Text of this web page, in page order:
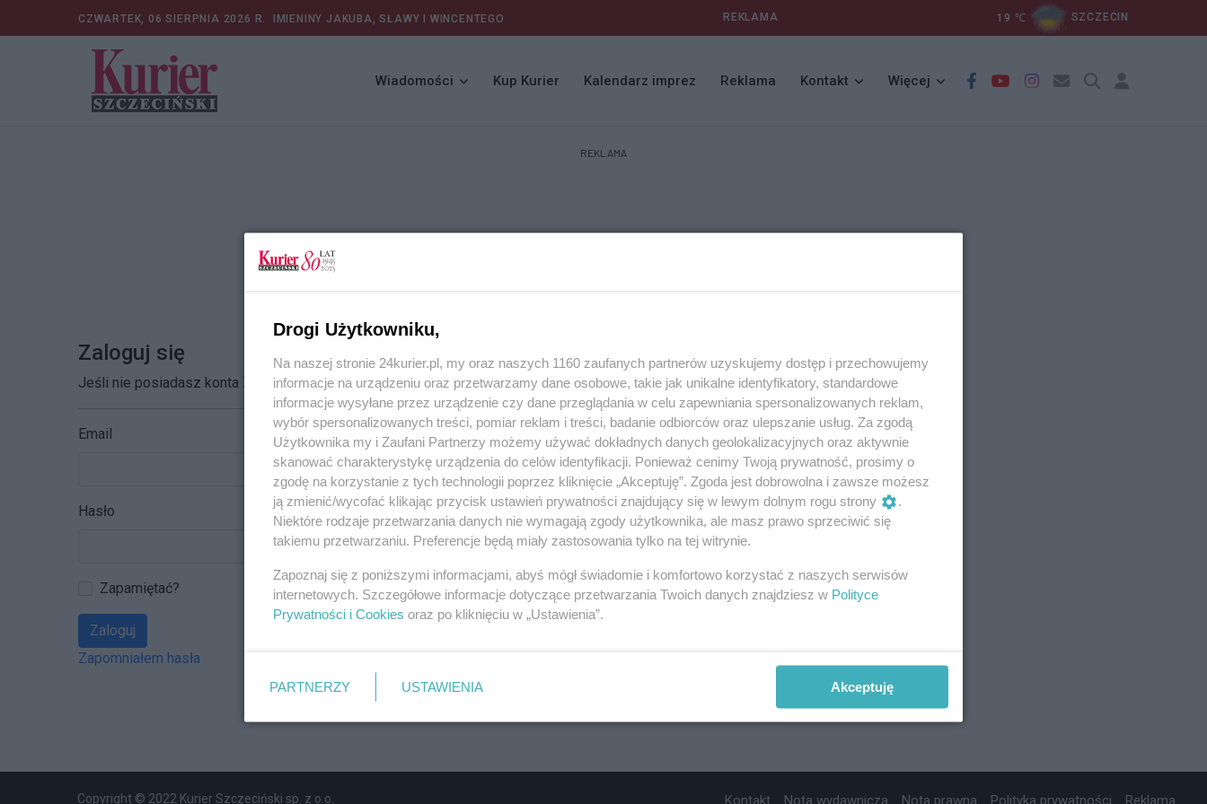
CZWARTEK, 06 SIERPNIA 2026 R. IMIENINY JAKUBA, SŁAWY I WINCENTEGO REKLAMA 19 ℃ SZCZECIN
Wiadomości Kup Kurier Kalendarz imprez Reklama Kontakt Więcej
REKLAMA
Zaloguj się
Jeśli nie posiadasz konta Zarejestruj się
Email
Hasło
Zapamiętać?
Zaloguj
Zapomniałem hasła
Copyright © 2022 Kurier Szczeciński sp. z o.o. Kontakt Nota wydawnicza Nota prawna Polityka prywatności Reklama
Drogi Użytkowniku,
Na naszej stronie 24kurier.pl, my oraz naszych 1160 zaufanych partnerów uzyskujemy dostęp i przechowujemy
informacje na urządzeniu oraz przetwarzamy dane osobowe, takie jak unikalne identyfikatory, standardowe
informacje wysyłane przez urządzenie czy dane przeglądania w celu zapewniania spersonalizowanych reklam,
wybór spersonalizowanych treści, pomiar reklam i treści, badanie odbiorców oraz ulepszanie usług. Za zgodą
Użytkownika my i Zaufani Partnerzy możemy używać dokładnych danych geolokalizacyjnych oraz aktywnie
skanować charakterystykę urządzenia do celów identyfikacji. Ponieważ cenimy Twoją prywatność, prosimy o
zgodę na korzystanie z tych technologii poprzez kliknięcie „Akceptuję”. Zgoda jest dobrowolna i zawsze możesz
ją zmienić/wycofać klikając przycisk ustawień prywatności znajdujący się w lewym dolnym rogu strony
.
Niektóre rodzaje przetwarzania danych nie wymagają zgody użytkownika, ale masz prawo sprzeciwić się
takiemu przetwarzaniu. Preferencje będą miały zastosowania tylko na tej witrynie.
Zapoznaj się z poniższymi informacjami, abyś mógł świadomie i komfortowo korzystać z naszych serwisów
internetowych. Szczegółowe informacje dotyczące przetwarzania Twoich danych znajdziesz w Polityce
Prywatności i Cookies oraz po kliknięciu w „Ustawienia”.
PARTNERZY USTAWIENIA Akceptuję